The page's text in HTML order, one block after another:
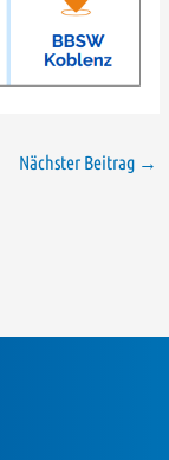
Nächster Beitrag →